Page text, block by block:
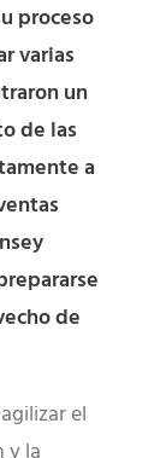
proceso
varias
un
de las
a
de
el